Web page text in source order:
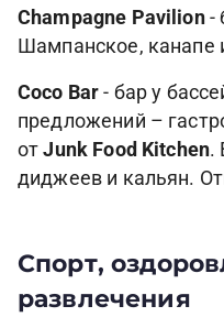
Сhampagne Pavilion-
Шампанское, канапе
Сoco Bar - бар у
предложений –
отJunk Food Kitchen.
диджеев и кальян.
Спорт,
развлечения